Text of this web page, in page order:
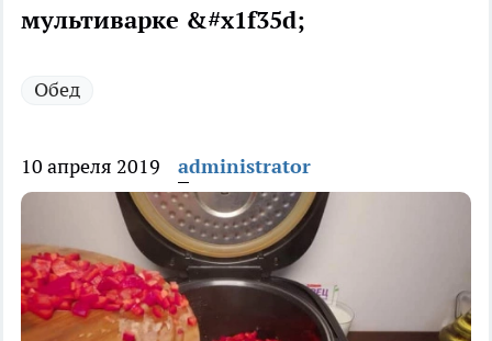
мультиварке &#x1f35d;
Обед
10 апреля 2019 administrator